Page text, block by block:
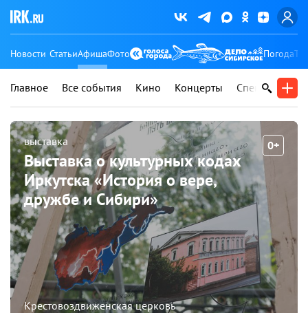
Новости СтатьиАфишаФото Погода
Главное Все события Кино Концерты Спектакли
выставка
Выставка о культурных кодах
Иркутска «История о вере,
дружбе и Сибири»
0+
Крестовоздвиженская церковь